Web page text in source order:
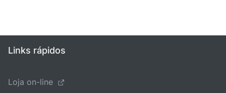
Links rápidos
Loja on-line